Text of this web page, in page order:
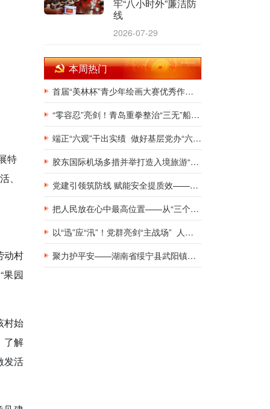
特
、
动村
果园
村始
了解
发活
牢“八小时外”廉洁防
线
2026-07-29
本周热门
首届“美林杯”青少年绘画大赛优秀作品展在银川韩美林艺术馆隆重开幕
“零容忍”亮剑！青岛重拳整治“三无”船舶，斩断非法捕捞源头链条
端正“六观”干出实绩 做好基层党办“六有”干部
胶东国际机场多措并举打造入境旅游“第一窗口”九项举措精准发力，助力青岛建设国际滨海旅游度假胜地
党建引领筑防线 赋能安全提质效——新钢集团工地工棚区域安全管理创新实践研究
把人民放在心中最高位置——从“三个坚持”领悟基层党建工作的为民初心
以“迅”应“汛”！党群亮剑“主战场” 人民至上“践初心”
聚力护平安——湖南省绥宁县武阳镇与消防救援队伍共庆建军佳节